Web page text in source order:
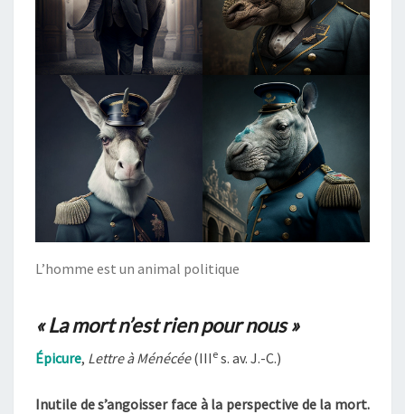
L’homme est un animal politique
« La mort n’est rien pour nous »
Épicure, Lettre à Ménécée(III e s. av. J.-C.)
Inutile de s’angoisser face à la perspective de la mort.